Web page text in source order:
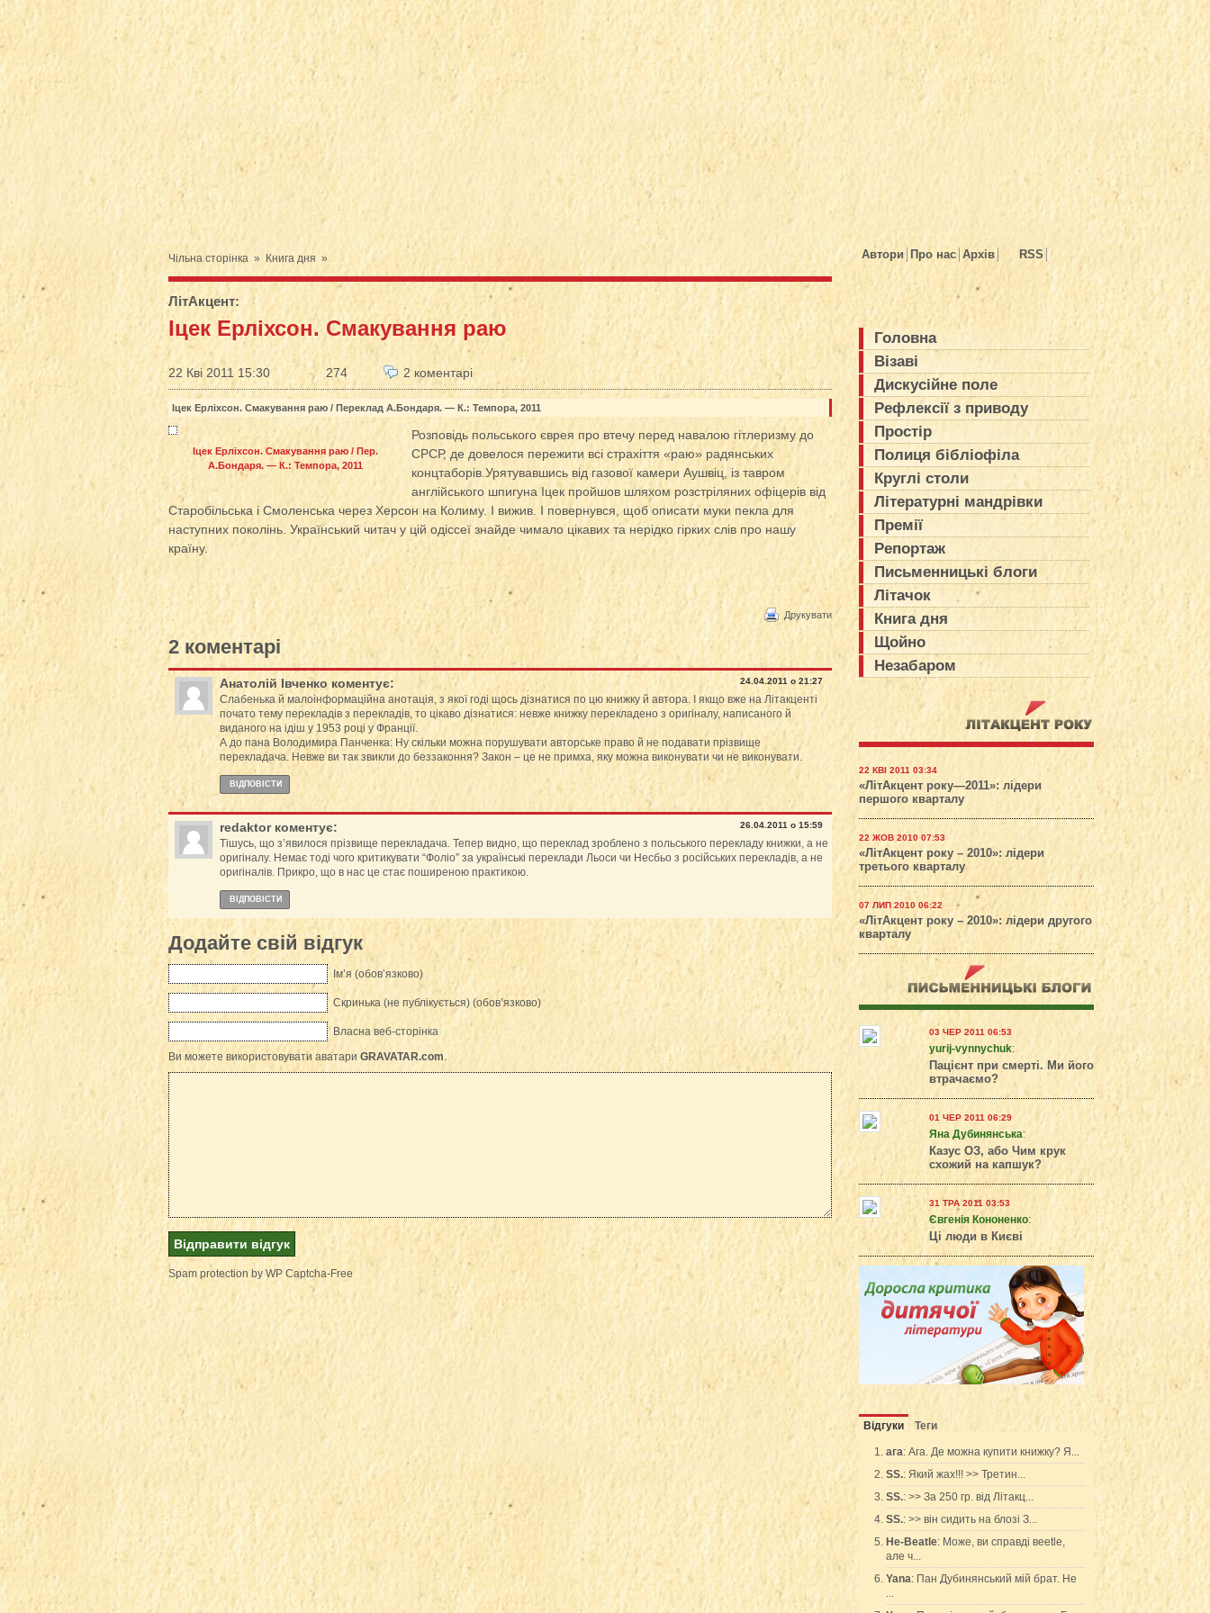
Чільна сторінка » Книга дня »
ЛітАкцент:
Іцек Ерліхсон. Смакування раю
22 Кві 2011 15:30 274 2 коментарі
Іцек Ерліхсон. Смакування раю / Переклад А.Бондаря. — К.: Темпора, 2011
Іцек Ерліхсон. Смакування раю / Пер.
А.Бондаря. — К.: Темпора, 2011
Розповідь польського єврея про втечу перед навалою гітлеризму до
СРСР, де довелося пережити всі страхіття «раю» радянських
концтаборів. Урятувавшись від газової камери Аушвіц, із тавром
англійського шпигуна Іцек пройшов шляхом розстріляних офіцерів від
Старобільська і Смоленська через Херсон на Колиму. І вижив. І повернувся, щоб описати муки пекла для
наступних поколінь. Український читач у цій одіссеї знайде чимало цікавих та нерідко гірких слів про нашу
країну.
Друкувати
2 коментарі
Анатолій Івченко коментує: 24.04.2011 о 21:27
Слабенька й малоінформаційна анотація, з якої годі щось дізнатися по цю книжку й автора. І якщо вже на Літакценті
почато тему перекладів з перекладів, то цікаво дізнатися: невже книжку перекладено з оригіналу, написаного й
виданого на ідіш у 1953 році у Франції.
А до пана Володимира Панченка: Ну скільки можна порушувати авторське право й не подавати прізвище
перекладача. Невже ви так звикли до беззаконня? Закон – це не примха, яку можна виконувати чи не виконувати.
ВІДПОВІCТИ
redaktor коментує: 26.04.2011 о 15:59
Тішусь, що з’явилося прізвище перекладача. Тепер видно, що переклад зроблено з польського перекладу книжки, а не
оригіналу. Немає тоді чого критикувати “Фоліо” за українські переклади Льоси чи Несбьо з російських перекладів, а не
оригіналів. Прикро, що в нас це стає поширеною практикою.
ВІДПОВІCТИ
Додайте свій відгук
Ім’я (обов’язково)
Скринька (не публікується) (обов’язково)
Власна веб-сторінка
Ви можете використовувати аватари GRAVATAR.com.
Spam protection by WP Captcha-Free
Автори Про нас Архів RSS
Головна
Візаві
Дискусійне поле
Рефлексії з приводу
Простір
Полиця бібліофіла
Круглі столи
Літературні мандрівки
Премії
Репортаж
Письменницькі блоги
Літачок
Книга дня
Щойно
Незабаром
22 КВІ 2011 03:34
«ЛітАкцент року—2011»: лідери
першого кварталу
22 ЖОВ 2010 07:53
«ЛітАкцент року – 2010»: лідери
третього кварталу
07 ЛИП 2010 06:22
«ЛітАкцент року – 2010»: лідери другого
кварталу
03 ЧЕР 2011 06:53
yurij-vynnychuk:
Пацієнт при смерті. Ми його
втрачаємо?
01 ЧЕР 2011 06:29
Яна Дубинянська:
Казус ОЗ, або Чим крук
схожий на капшук?
31 ТРА 2011 03:53
Євгенія Кононенко:
Ці люди в Києві
Відгуки Теги
ага: Ага. Де можна купити книжку? Я...
SS.: Який жах!!! >> Третин...
SS.: >> За 250 гр. від Літакц...
SS.: >> він сидить на блозі З...
Не-Bеаtle: Може, ви справді вееtle,
але ч...
Yana: Пан Дубинянський мій брат. Не
...